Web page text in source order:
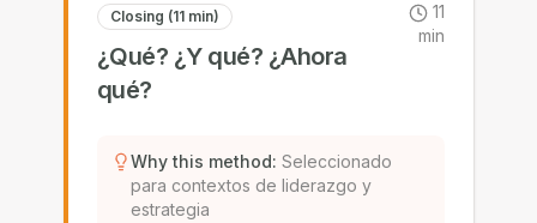
Closing (11 min)
¿Qué? ¿Y qué? ¿Ahora
qué?
11
min
Why this method: Seleccionado
para contextos de liderazgo y
estrategia